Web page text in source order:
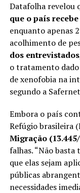
Datafolha revelou
que o país
enquanto apenas
acolhimento de
dos entrevistados
o tratamento dado
de xenofobia na
segundo a
Embora o país
Refúgio brasileira
Migração
falhas. “Não
que elas sejam
públicas
necessidades